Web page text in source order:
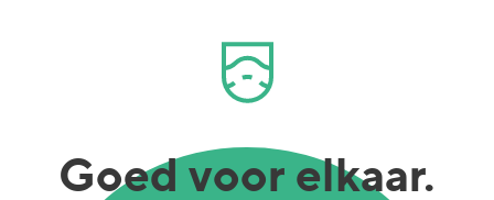
Goed voor elkaar.